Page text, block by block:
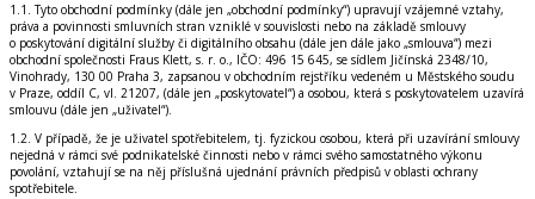
1.1. Tyto obchodní podmínky (dále jen „obchodní podmínky“) upravují vzájemné vztahy,
práva a povinnosti smluvních stran vzniklé v souvislosti nebo na základě smlouvy
o poskytování digitální služby či digitálního obsahu (dále jen dále jako „smlouva“) mezi
obchodní společnosti Fraus Klett, s. r. o., IČO: 496 15 645, se sídlem Jičínská 2348/10,
Vinohrady, 130 00 Praha 3, zapsanou v obchodním rejstříku vedeném u Městského soudu
v Praze, oddíl C, vl. 21207, (dále jen „poskytovatel“) a osobou, která s poskytovatelem uzavírá
smlouvu (dále jen „uživatel“).
1.2. V případě, že je uživatel spotřebitelem, tj. fyzickou osobou, která při uzavírání smlouvy
nejedná v rámci své podnikatelské činnosti nebo v rámci svého samostatného výkonu
povolání, vztahují se na něj příslušná ujednání právních předpisů v oblasti ochrany
spotřebitele.